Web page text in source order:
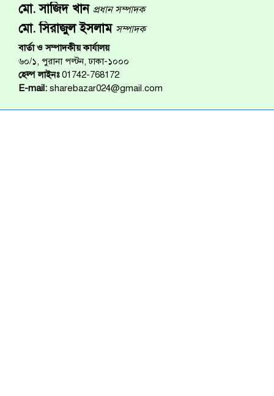
মো. সাজিদ খান প্রধান সম্পাদক
মো. সিরাজুল ইসলাম সম্পাদক
বার্তা ও সম্পাদকীয় কার্যালয়
৬০/১, পুরানা পল্টন, ঢাকা-১০০০
হেল্প লাইনঃ01742-768172
E-mail: sharebazar024@gmail.com